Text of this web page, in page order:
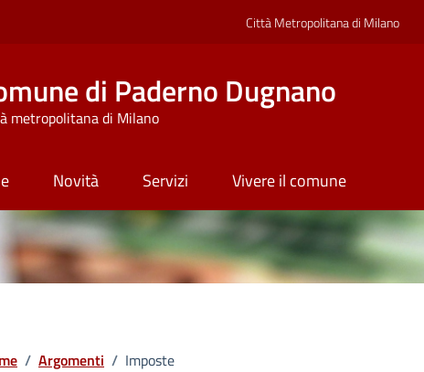
Città Metropolitana di Milano
di Paderno Dugnano
metropolitana di Milano
Novità Servizi Vivere il comune
/ Argomenti / Imposte